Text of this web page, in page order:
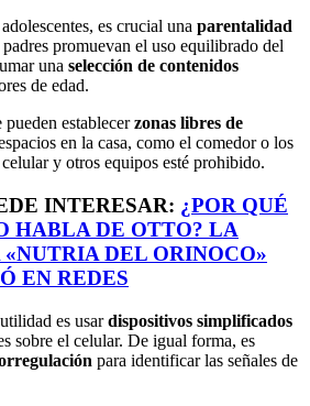
es crucial una parentalidad
promuevan el uso equilibrado del
una selección de contenidos
de edad.
pueden establecerzonas libres de
en la casa, como el comedor o los
y otros equipos esté prohibido.
INTERESAR: ¿POR QUÉ
HABLA DE OTTO? LA
DEL ORINOCO»
EN REDES
es usardispositivos simplificados
sobre el celular. De igual forma, es
para identificar las señales de